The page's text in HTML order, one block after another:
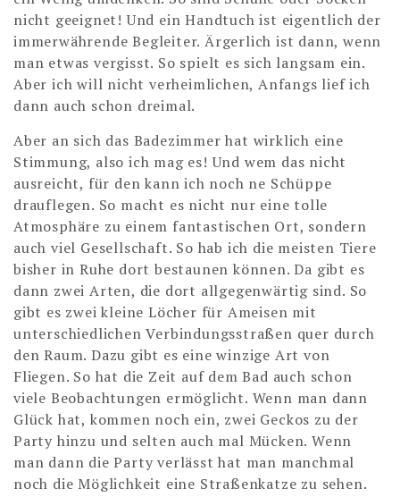
nicht geeignet! Und ein Handtuch ist eigentlich der
immerwährende Begleiter. Ärgerlich ist dann, wenn
man etwas vergisst. So spielt es sich langsam ein.
Aber ich will nicht verheimlichen, Anfangs lief ich
dann auch schon dreimal.
Aber an sich das Badezimmer hat wirklich eine
Stimmung, also ich mag es! Und wem das nicht
ausreicht, für den kann ich noch ne Schüppe
drauflegen. So macht es nicht nur eine tolle
Atmosphäre zu einem fantastischen Ort, sondern
auch viel Gesellschaft. So hab ich die meisten Tiere
bisher in Ruhe dort bestaunen können. Da gibt es
dann zwei Arten, die dort allgegenwärtig sind. So
gibt es zwei kleine Löcher für Ameisen mit
unterschiedlichen Verbindungsstraßen quer durch
den Raum. Dazu gibt es eine winzige Art von
Fliegen. So hat die Zeit auf dem Bad auch schon
viele Beobachtungen ermöglicht. Wenn man dann
Glück hat, kommen noch ein, zwei Geckos zu der
Party hinzu und selten auch mal Mücken. Wenn
man dann die Party verlässt hat man manchmal
noch die Möglichkeit eine Straßenkatze zu sehen.